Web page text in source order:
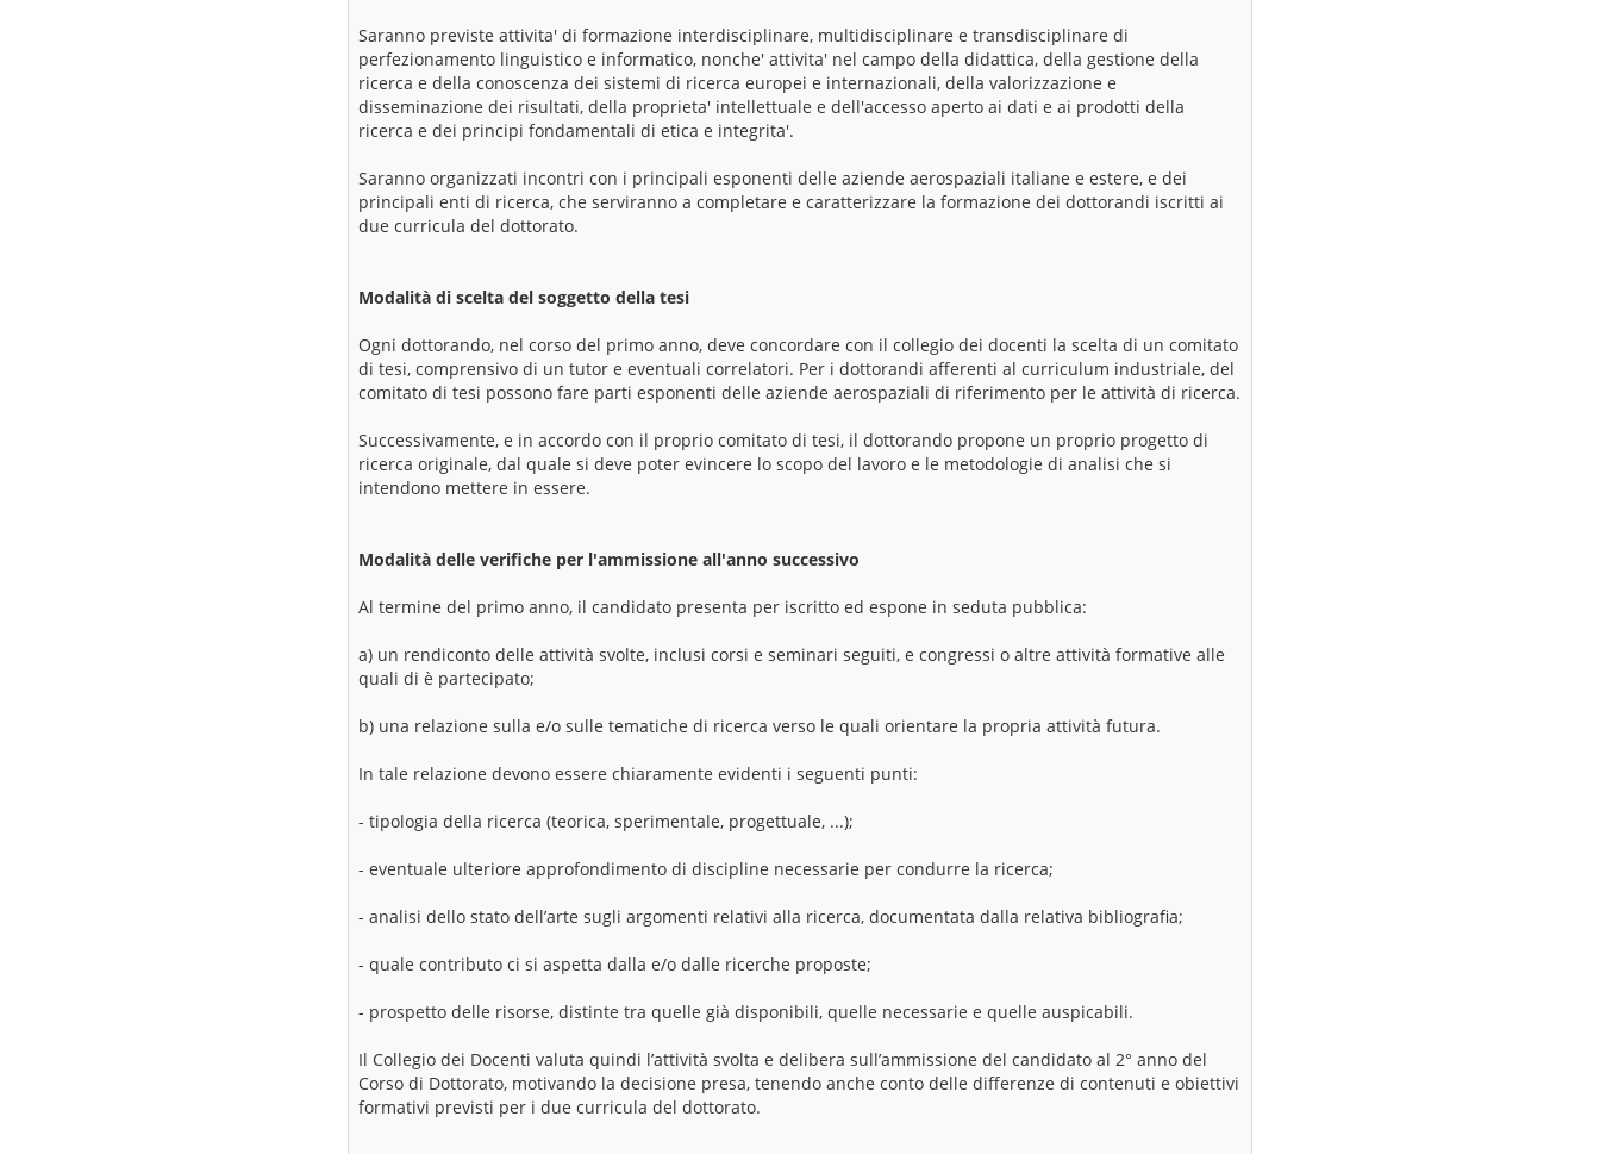
Saranno previste attivita' di formazione interdisciplinare, multidisciplinare e transdisciplinare di
perfezionamento linguistico e informatico, nonche' attivita' nel campo della didattica, della gestione della
ricerca e della conoscenza dei sistemi di ricerca europei e internazionali, della valorizzazione e
disseminazione dei risultati, della proprieta' intellettuale e dell'accesso aperto ai dati e ai prodotti della
ricerca e dei principi fondamentali di etica e integrita'.
Saranno organizzati incontri con i principali esponenti delle aziende aerospaziali italiane e estere, e dei
principali enti di ricerca, che serviranno a completare e caratterizzare la formazione dei dottorandi iscritti ai
due curricula del dottorato.
Modalità di scelta del soggetto della tesi
Ogni dottorando, nel corso del primo anno, deve concordare con il collegio dei docenti la scelta di un comitato
di tesi, comprensivo di un tutor e eventuali correlatori. Per i dottorandi afferenti al curriculum industriale, del
comitato di tesi possono fare parti esponenti delle aziende aerospaziali di riferimento per le attività di ricerca.
Successivamente, e in accordo con il proprio comitato di tesi, il dottorando propone un proprio progetto di
ricerca originale, dal quale si deve poter evincere lo scopo del lavoro e le metodologie di analisi che si
intendono mettere in essere.
Modalità delle verifiche per l'ammissione all'anno successivo
Al termine del primo anno, il candidato presenta per iscritto ed espone in seduta pubblica:
a) un rendiconto delle attività svolte, inclusi corsi e seminari seguiti, e congressi o altre attività formative alle
quali di è partecipato;
b) una relazione sulla e/o sulle tematiche di ricerca verso le quali orientare la propria attività futura.
In tale relazione devono essere chiaramente evidenti i seguenti punti:
- tipologia della ricerca (teorica, sperimentale, progettuale, ...);
- eventuale ulteriore approfondimento di discipline necessarie per condurre la ricerca;
- analisi dello stato dell’arte sugli argomenti relativi alla ricerca, documentata dalla relativa bibliografia;
- quale contributo ci si aspetta dalla e/o dalle ricerche proposte;
- prospetto delle risorse, distinte tra quelle già disponibili, quelle necessarie e quelle auspicabili.
Il Collegio dei Docenti valuta quindi l’attività svolta e delibera sull’ammissione del candidato al 2° anno del
Corso di Dottorato, motivando la decisione presa, tenendo anche conto delle differenze di contenuti e obiettivi
formativi previsti per i due curricula del dottorato.